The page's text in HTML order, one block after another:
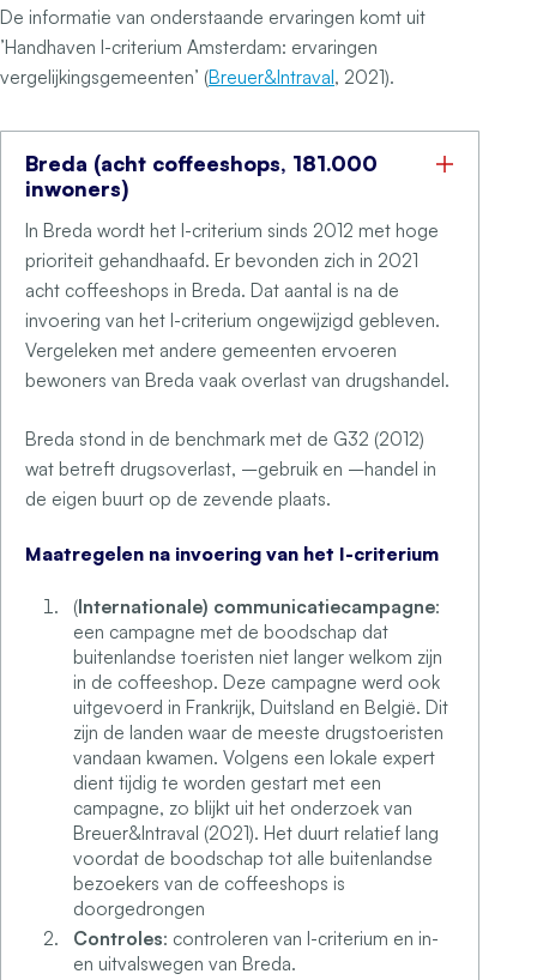
De informatie van onderstaande ervaringen komt uit
’Handhaven I-criterium Amsterdam: ervaringen
vergelijkingsgemeenten’ (Breuer&Intraval, 2021).
Breda (acht coffeeshops, 181.000
inwoners)
In Breda wordt het I-criterium sinds 2012 met hoge
prioriteit gehandhaafd. Er bevonden zich in 2021
acht coffeeshops in Breda. Dat aantal is na de
invoering van het I-criterium ongewijzigd gebleven.
Vergeleken met andere gemeenten ervoeren
bewoners van Breda vaak overlast van drugshandel.
Breda stond in de benchmark met de G32 (2012)
wat betreft drugsoverlast, –gebruik en –handel in
de eigen buurt op de zevende plaats.
Maatregelen na invoering van het I-criterium
(Internationale) communicatiecampagne:
een campagne met de boodschap dat
buitenlandse toeristen niet langer welkom zijn
in de coffeeshop. Deze campagne werd ook
uitgevoerd in Frankrijk, Duitsland en België. Dit
zijn de landen waar de meeste drugstoeristen
vandaan kwamen. Volgens een lokale expert
dient tijdig te worden gestart met een
campagne, zo blijkt uit het onderzoek van
Breuer&Intraval (2021). Het duurt relatief lang
voordat de boodschap tot alle buitenlandse
bezoekers van de coffeeshops is
doorgedrongen
Controles: controleren van I-criterium en in-
en uitvalswegen van Breda.